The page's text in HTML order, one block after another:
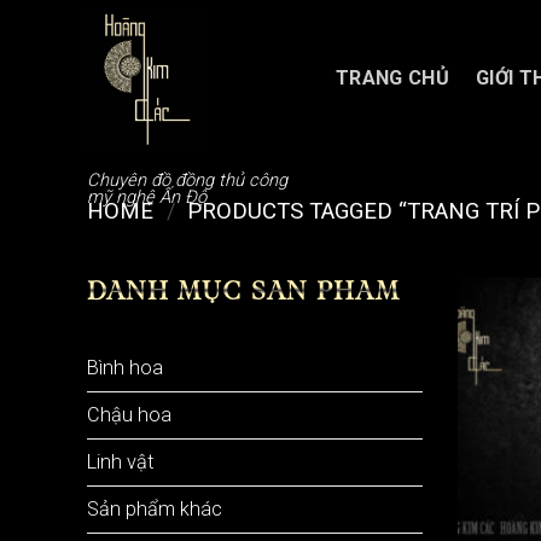
Chuyên đồ đồng thủ công
mỹ nghệ Ấn Độ
TRANG CHỦ GIỚI
HOME / PRODUCTS TAGGED “TRANG TRÍ
DANH MỤC SẢN PHẨM
Bình hoa
Chậu hoa
Linh vật
Sản phẩm khác